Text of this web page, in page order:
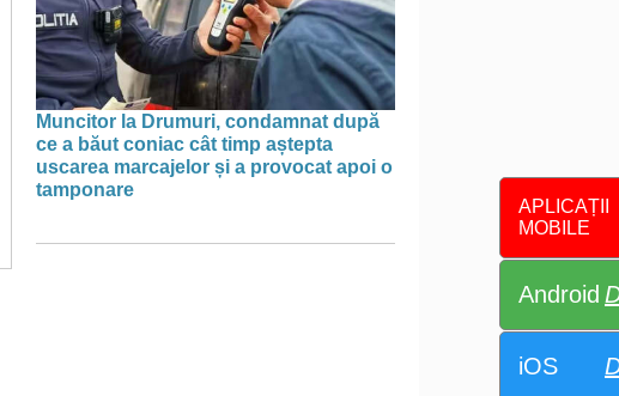
APLICAȚII
MOBILE
Android
iOS
Muncitor la Drumuri, condamnat după
ce a băut coniac cât timp aștepta
uscarea marcajelor și a provocat apoi o
tamponare